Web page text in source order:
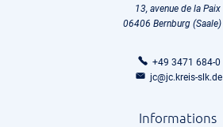
13, avenue de la Paix
06406 Bernburg (Saale)
+49 3471 684-0
jc@jc.kreis-slk.de
Informations